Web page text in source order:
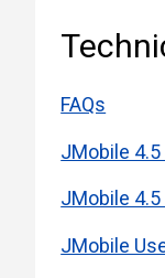
FAQs
JMobile
JMobile
JMobile